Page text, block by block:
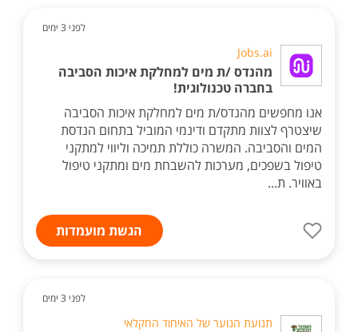
לפני 3 ימים
Jobs.ai
מהנדס /ת מים למחלקת איכות הסביבה
בחברה טכנולוגית!
אנו מחפשים מהנדס/ת מים למחלקת איכות הסביבה
שיצטרף לצוות מתקדם ודינמי המוביל בתחום הנדסת
המים והסביבה. המשרה כוללת תמיכה וליווי למתקני
טיפול בשפכים, מערכות להשבחת מים ומתקני טיפול
באוויר. ת...
הגשת מועמדות
לפני 3 ימים
תנועת הנוער של האיחוד החקלאי